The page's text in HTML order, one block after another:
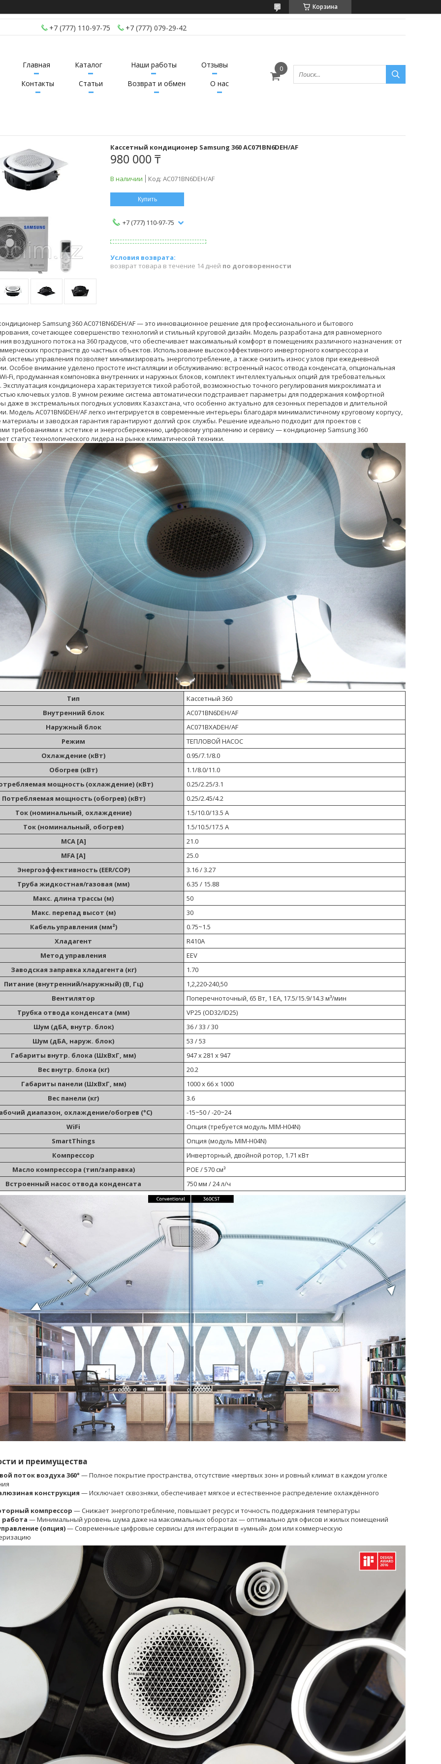
Корзина
+7 (777) 110-97-75 +7 (777) 079-29-42
Главная Каталог Наши работы
Отзывы
Контакты
Статьи Возврат и обмен О нас
Кассетный кондиционер Samsung 360 AC071BN6DEH/AF
980 000 ₸
В наличии Код: AC071BN6DEH/AF
Купить
+7 (777) 110-97-75
возврат товара в течение 14 дней по договоренности
Samsung 360 AC071BN6DEH/AF — это инновационное решение для профессионального и бытового
сочетающее совершенство технологий и стильный круговой дизайн. Модель разработана для равномерного
воздушного потока на 360 градусов, что обеспечивает максимальный комфорт в помещениях различного назначения: от
пространств до частных объектов. Использование высокоэффективного инверторного компрессора и
системы управления позволяет минимизировать энергопотребление, а также снизить износ узлов при ежедневной
Особое внимание уделено простоте инсталляции и обслуживанию: встроенный насос отвода конденсата, опциональная
продуманная компоновка внутренних и наружных блоков, комплект интеллектуальных опций для требовательных
Эксплуатация кондиционера характеризуется тихой работой, возможностью точного регулирования микроклимата и
ключевых узлов. В умном режиме система автоматически подстраивает параметры для поддержания комфортной
даже в экстремальных погодных условиях Казахстана, что особенно актуально для сезонных перепадов и длительной
Модель AC071BN6DEH/AF легко интегрируется в современные интерьеры благодаря минималистичному круговому корпусу,
и заводская гарантия гарантируют долгий срок службы. Решение идеально подходит для проектов с
требованиями к эстетике и энергосбережению, цифровому управлению и сервису — кондиционер Samsung 360
статус технологического лидера на рынке климатической техники.
Тип
Кассетный 360
Внутренний блок
AC071BN6DEH/AF
Наружный блок
AC071BXADEH/AF
Режим
ТЕПЛОВОЙ НАСОС
Охлаждение (кВт)
0.95/7.1/8.0
Обогрев (кВт)
1.1/8.0/11.0
мощность (охлаждение) (кВт)
0.25/2.25/3.1
Потребляемая мощность (обогрев) (кВт)
0.25/2.45/4.2
Ток (номинальный, охлаждение)
1.5/10.0/13.5 А
Ток (номинальный, обогрев)
1.5/10.5/17.5 А
MCA [A]
21.0
MFA [A]
25.0
Энергоэффективность (EER/COP)
3.16 / 3.27
Труба жидкостная/газовая (мм)
6.35 / 15.88
Макс. длина трассы (м)
50
Макс. перепад высот (м)
30
Кабель управления (мм²)
0.75~1.5
Хладагент
R410A
Метод управления
EEV
Заводская заправка хладагента (кг)
1.70
Питание (внутренний/наружный) (В, Гц)
1,2,220-240,50
Вентилятор
Поперечноточный, 65 Вт, 1 EA, 17.5/15.9/14.3 м³/мин
Трубка отвода конденсата (мм)
VP25 (OD32/ID25)
Шум (дБА, внутр. блок)
36 / 33 / 30
Шум (дБА, наруж. блок)
53 / 53
Габариты внутр. блока (ШxВxГ, мм)
947 x 281 x 947
Вес внутр. блока (кг)
20.2
Габариты панели (ШxВxГ, мм)
1000 x 66 x 1000
Вес панели (кг)
3.6
диапазон, охлаждение/обогрев (°C)
-15~50 / -20~24
WiFi
Опция (требуется модуль MIM-H04N)
SmartThings
Опция (модуль MIM-H04N)
Компрессор
Инверторный, двойной ротор, 1.71 кВт
Масло компрессора (тип/заправка)
POE / 570 см³
Встроенный насос отвода конденсата
750 мм / 24 л/ч
и преимущества
поток воздуха 360° — Полное покрытие пространства, отсутствие «мертвых зон» и ровный климат в каждом уголке
конструкция — Исключает сквозняки, обеспечивает мягкое и естественное распределение охлаждённого
компрессор — Снижает энергопотребление, повышает ресурс и точность поддержания температуры
работа — Минимальный уровень шума даже на максимальных оборотах — оптимально для офисов и жилых помещений
(опция)— Современные цифровые сервисы для интеграции в «умный» дом или коммерческую